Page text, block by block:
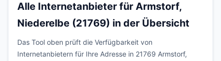
Alle Internetanbieter für Armstorf,
Niederelbe (21769) in der Übersicht
Das Tool oben prüft die Verfügbarkeit von
Internetanbietern für Ihre Adresse in 21769 Armstorf,